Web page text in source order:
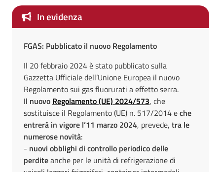
In evidenza
FGAS: Pubblicato il nuovo Regolamento
Il 20 febbraio 2024 è stato pubblicato sulla
Gazzetta Ufficiale dell’Unione Europea il nuovo
Regolamento sui gas fluorurati a effetto serra.
Il nuovo Regolamento (UE) 2024/573, che
sostituisce il Regolamento (UE) n. 517/2014 eche
entrerà in vigore l’11 marzo 2024, prevede, tra le
numerose novità:
- nuovi obblighi di controllo periodico delle
perditeanche per le unità di refrigerazione di